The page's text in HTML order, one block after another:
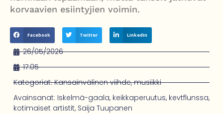
korvaavien esiintyjien voimin.
Facebook Twitter LinkedIn
26/05/2026
17:05
Kategoriat: Kansainvälinen viihde,musiikki
Avainsanat: Iskelmä-gaala, keikkaperuutus, kevtflunssa,
kotimaiset artistit, Saija Tuupanen